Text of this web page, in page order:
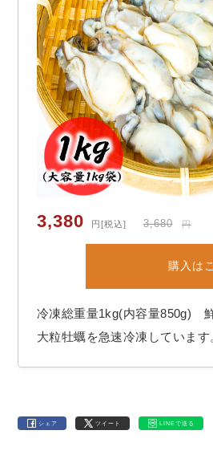
3,680 円
元
は
3,
6
円
3,380 円
現
格
は
3,
8
0
[税込]
購入は
冷凍総重量1kg(内容量850g)
大粒牡蠣を急速冷凍していま
シェア ツイート LINEで送る